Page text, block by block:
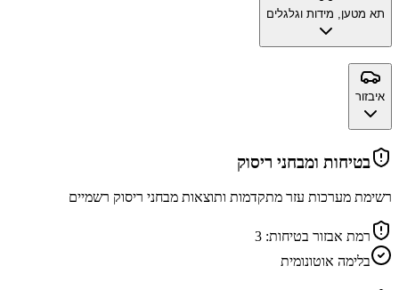
תא מטען, מידות וגלגלים
איבזור
בטיחות ומבחני ריסוק
רשימת מערכות עזר מתקדמות ותוצאות מבחני ריסוק רשמיים
רמת אבזור בטיחות: 3
בלימה אוטונומית